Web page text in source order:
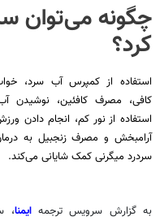
چگونه می‌توان
کرد؟
استفاده از کمپرس آب سرد،
کافی، مصرف کافئین، نوشیدن
استفاده از نور کم، انجام دادن
آرامبخش و مصرف زنجبیل به
سردرد میگرنی کمک شایانی می‌کند.
به گزارش سرویس ترجمهایمنا،